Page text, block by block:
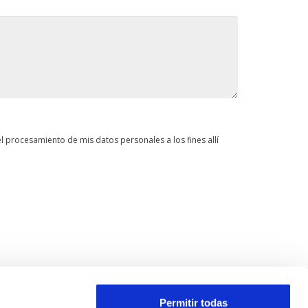
Permitir todas
procesamiento de mis datos personales a los fines allí